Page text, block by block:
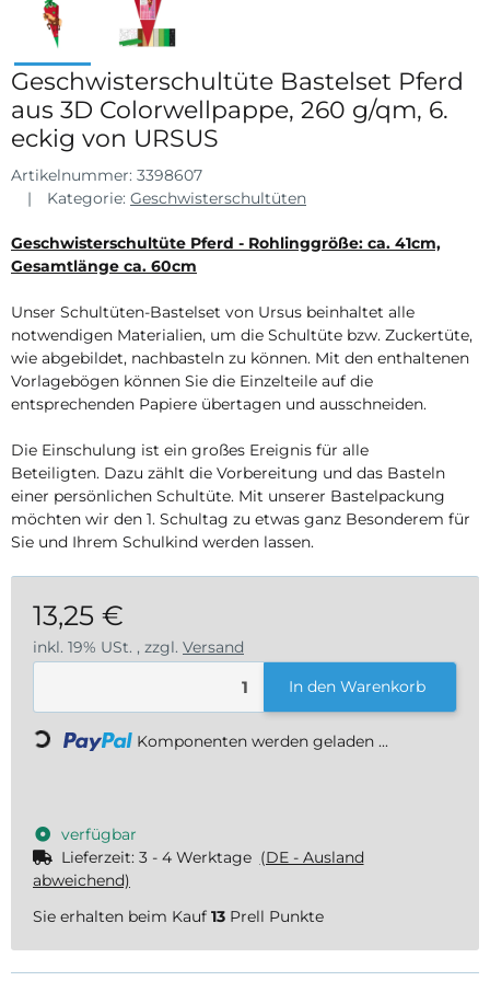
Geschwisterschultüte Bastelset Pferd
aus 3D Colorwellpappe, 260 g/qm, 6.
eckig von URSUS
Artikelnummer: 3398607
Kategorie: Geschwisterschultüten
Geschwisterschultüte Pferd - Rohlinggröße: ca. 41cm,
Gesamtlänge ca. 60cm
Unser Schultüten-Bastelset von Ursus beinhaltet alle
notwendigen Materialien, um die Schultüte bzw. Zuckertüte,
wie abgebildet, nachbasteln zu können. Mit den enthaltenen
Vorlagebögen können Sie die Einzelteile auf die
entsprechenden Papiere übertagen und ausschneiden.
Die Einschulung ist ein großes Ereignis für alle
Beteiligten. Dazu zählt die Vorbereitung und das Basteln
einer persönlichen Schultüte. Mit unserer Bastelpackung
möchten wir den 1. Schultag zu etwas ganz Besonderem für
Sie und Ihrem Schulkind werden lassen.
13,25 €
inkl. 19% USt. , zzgl. Versand
In den Warenkorb
Loading... Komponenten werden geladen ...
verfügbar
Lieferzeit: 3 - 4 Werktage (DE - Ausland
abweichend)
Sie erhalten beim Kauf 13 Prell Punkte